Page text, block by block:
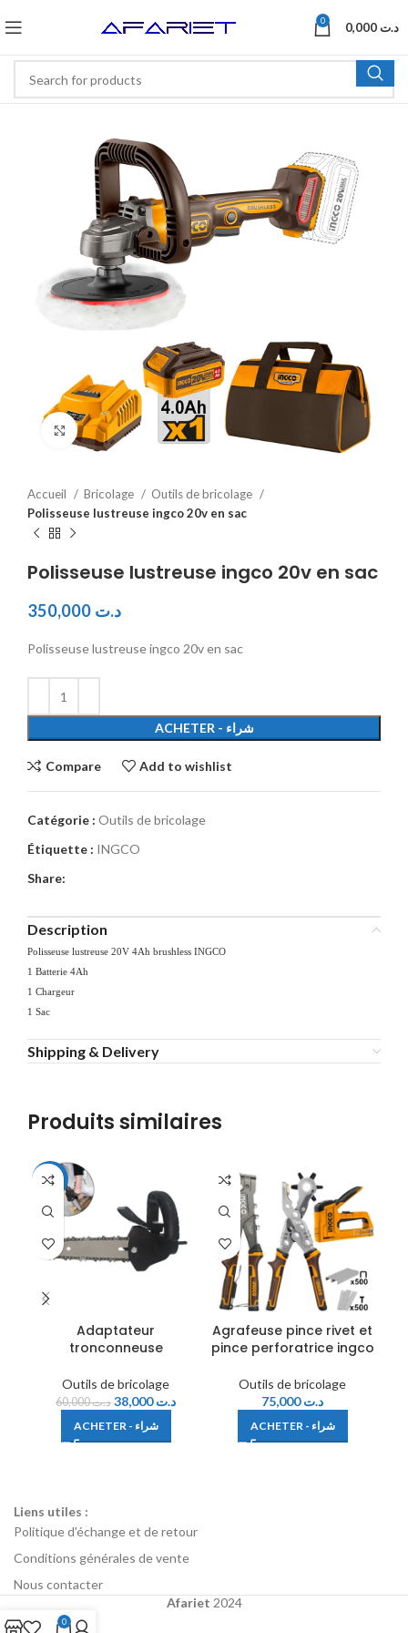
0 د.ت
Click to enlarge
Accueil Bricolage
Outils de bricolage
Polisseuse lustreuse ingco 20v en sac
Polisseuse lustreuse ingco 20v en sac
د.ت
Polisseuse lustreuse ingco 20v en sac
ACHETER - شراء
Compare Add to wishlist
Catégorie : Outils de bricolage
Étiquette : INGCO
Share:
Description
Polisseuse lustreuse 20V 4Ah brushless INGCO
1 Batterie 4Ah
1 Chargeur
1 Sac
Shipping & Delivery
Produits similaires
-37%
Adaptateur
tronconneuse
Outils de bricolage
د.ت60,000 د.ت38,000
ACHETER - شراء
Agrafeuse pince rivet et
pince perforatrice ingco
Outils de bricolage
د.ت75,000
ACHETER - شراء
Liens utiles :
Politique d'échange et de retour
Conditions générales de vente
Nous contacter
Afariet 2024
0